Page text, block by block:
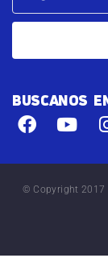
BUSCANOS
© Copyright 2017